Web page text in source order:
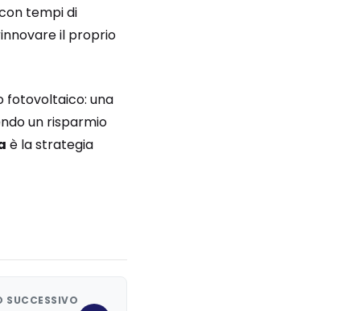
tempi di
il proprio
fotovoltaico: una
un risparmio
è la strategia
SUCCESSIVO